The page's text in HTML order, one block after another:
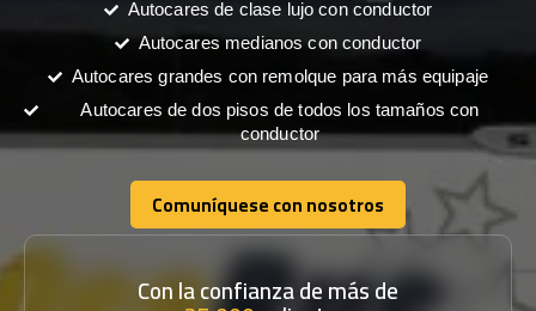
Autocares de clase lujo con conductor
Autocares medianos con conductor
Autocares grandes con remolque para más equipaje
Autocares de dos pisos de todos los tamaños con
conductor
Comuníquese con nosotros
Comuníquese con nosotros
Con la confianza de más de